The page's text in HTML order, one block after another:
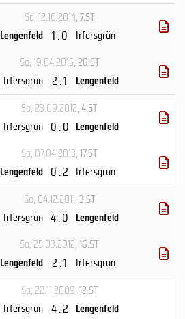
So, 12.10.2014, 7.ST
Lengenfeld 1 : 0 Irfersgrün
So, 19.04.2015, 20.ST
Irfersgrün 2 : 1 Lengenfeld
So, 23.09.2012, 4.ST
Irfersgrün 0 : 0 Lengenfeld
So, 07.04.2013, 17.ST
Lengenfeld 0 : 2 Irfersgrün
So, 04.12.2011, 3.ST
Irfersgrün 4 : 0 Lengenfeld
So, 25.03.2012, 16.ST
Lengenfeld 2 : 1 Irfersgrün
So, 22.11.2009, 12.ST
Irfersgrün 4 : 2 Lengenfeld